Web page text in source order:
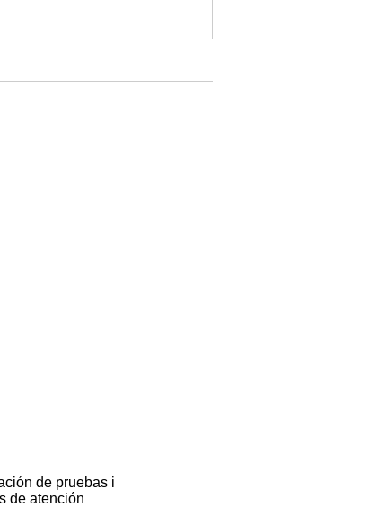
de pruebas i
de atención